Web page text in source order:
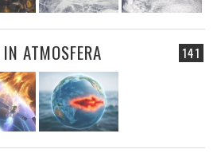
141
ATMOSFERA